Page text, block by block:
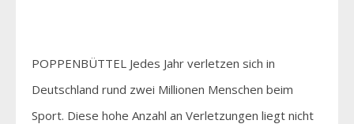
POPPENBÜTTEL Jedes Jahr verletzen sich in
Deutschland rund zwei Millionen Menschen beim
Sport. Diese hohe Anzahl an Verletzungen liegt nicht